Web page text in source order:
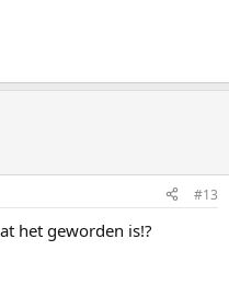
#13
het geworden is!?